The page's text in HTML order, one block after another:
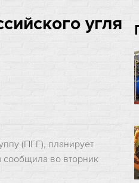
угля
(ПГГ), планирует
сообщила во вторник